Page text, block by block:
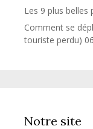
Les 9 plus belles
Comment se
touriste perdu)
Notre site